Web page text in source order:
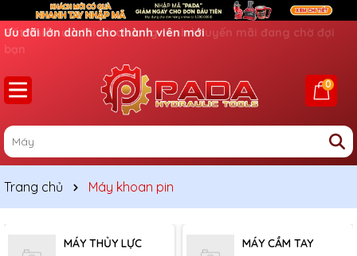
Ưu đãi lớn dành cho thành viên mới
0
Trang chủ Máy khoan pin
MÁY THỦY LỰC MÁY CẦM TAY